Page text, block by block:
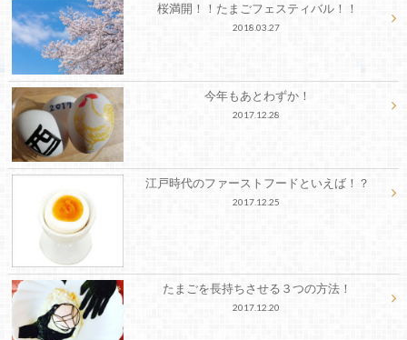
桜満開！！たまごフェスティバル！！
2018.03.27
今年もあとわずか！
2017.12.28
江戸時代のファーストフードといえば！？
2017.12.25
たまごを長持ちさせる３つの方法！
2017.12.20